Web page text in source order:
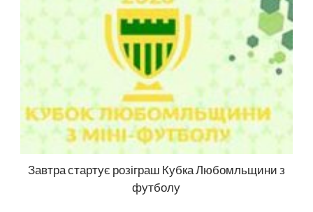
Завтра стартує розіграш Кубка Любомльщини з
футболу